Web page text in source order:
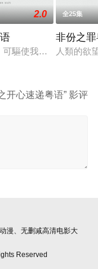
套處境劇，暫定叫
2.0
可驅使我們超越自我，
全25集
非份之
人類的欲
开心速递粤语” 影评
漫、无删减高清电影大
Reserved